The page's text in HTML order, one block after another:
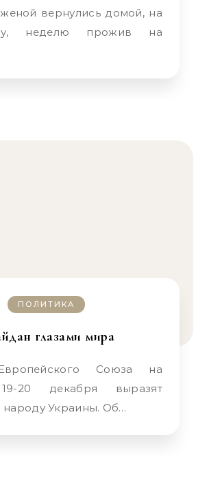
неделю прожив на
ПОЛИТИКА
глазами мира
20 декабря выразят
Украины. Об…